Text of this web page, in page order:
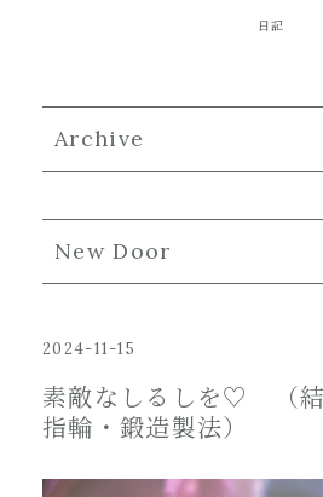
日記
Archive
New Door
2024-11-15
素敵なしるしを♡ （結
指輪・鍛造製法）